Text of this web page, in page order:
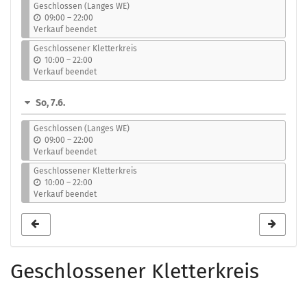
Geschlossen (Langes WE)
09:00 –b
i
s
22:00
Verkauf beendet
Geschlossener Kletterkreis
10:00 –b
i
s
22:00
Verkauf beendet
So, 7.6.
Geschlossen (Langes WE)
09:00 –b
i
s
22:00
Verkauf beendet
Geschlossener Kletterkreis
10:00 –b
i
s
22:00
Verkauf beendet
Geschlossener Kletterkreis